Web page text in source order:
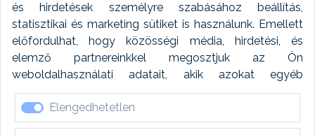
és hirdetések személyre szabásához beállítás,
statisztikai és marketing sütiket is használunk. Emellett
előfordulhat, hogy közösségi média, hirdetési, és
elemző partnereinkkel megosztjuk az Ön
weboldalhasználati adatait, akik azokat egyéb
forrásokból gyűjtött adatokkal kombinálhatják. A sütik
elfogadásával kapcsolatosan naplózást végzünk és
ezen adatokat 6 hónap után automatikusan töröljük. A
Elengedhetetlen
Autómosó modul
Feladatütemezés